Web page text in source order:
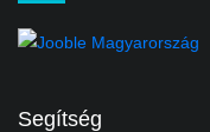
Segítség